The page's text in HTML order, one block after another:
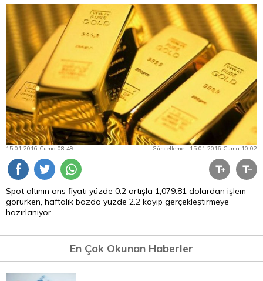
15.01.2016 Cuma 08:49 Güncelleme : 15.01.2016 Cuma 10:02
Spot altının ons fiyatı yüzde 0.2 artışla 1,079.81 dolardan işlem
görürken, haftalık bazda yüzde 2.2 kayıp gerçekleştirmeye
hazırlanıyor.
En Çok Okunan Haberler